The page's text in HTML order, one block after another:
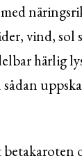
vind,
härlig